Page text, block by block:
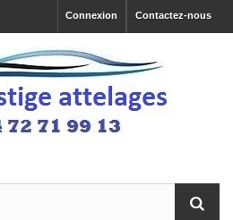
Contactez-nous
Connexion